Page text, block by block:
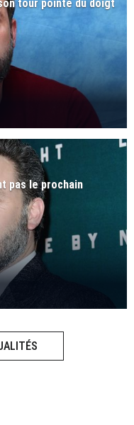
tour pointé du doigt
pas le prochain